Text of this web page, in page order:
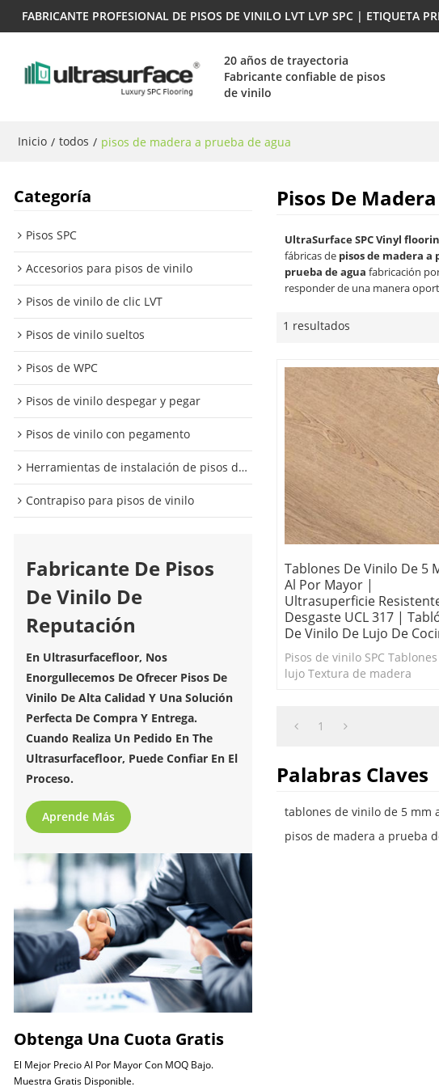
FABRICANTE PROFESIONAL DE PISOS DE VINILO LVT LVP SPC | ETIQUETA
20 años de trayectoria
Fabricante confiable de pisos
de vinilo
Inicio / todos / pisos de madera a prueba de agua
Categoría
Pisos SPC
Accesorios para pisos de vinilo
Pisos de vinilo de clic LVT
Pisos de vinilo sueltos
Pisos de WPC
Pisos de vinilo despegar y pegar
Pisos de vinilo con pegamento
Herramientas de instalación de pisos de vinilo
Contrapiso para pisos de vinilo
Fabricante De Pisos
De Vinilo De
Reputación
En Ultrasurfacefloor, Nos
Enorgullecemos De Ofrecer Pisos De
Vinilo De Alta Calidad Y Una Solución
Perfecta De Compra Y Entrega.
Cuando Realiza Un Pedido En The
Ultrasurfacefloor, Puede Confiar En El
Proceso.
Aprende Más
Obtenga Una Cuota Gratis
El Mejor Precio Al Por Mayor Con MOQ Bajo.
Muestra Gratis Disponible.
Pisos De
UltraSurface SPC Vinyl
fábricas de pisos de madera a
prueba de agua fabricación
responder de una manera
1 resultados
Tablones De Vinilo De 5
Al Por Mayor |
Ultrasuperficie
Desgaste UCL 317 |
De Vinilo De Lujo De
Pisos de vinilo SPC
lujo Textura de madera
1
Palabras Claves
tablones de vinilo de 5 mm
pisos de madera a prueba